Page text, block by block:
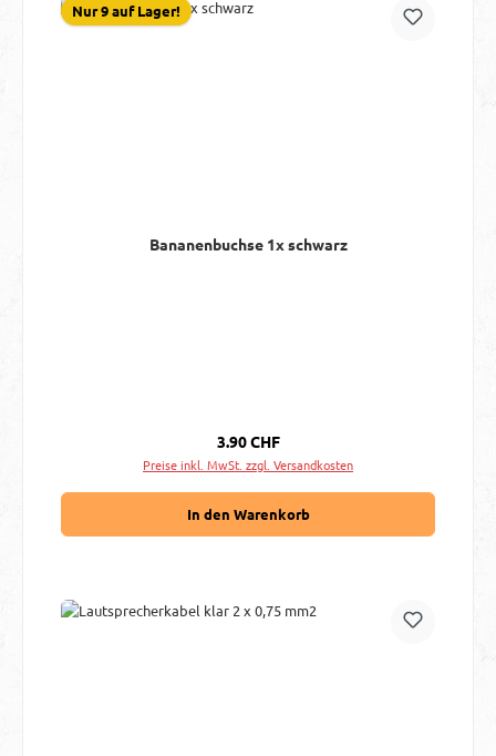
Nur 9 auf Lager!
Bananenbuchse 1x schwarz
Regulärer Preis:
3.90 CHF
Preise inkl. MwSt. zzgl. Versandkosten
In den Warenkorb